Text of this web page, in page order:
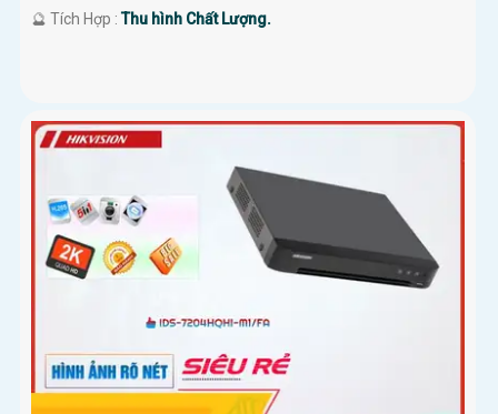
️🔮 Tích Hợp :Thu hình Chất Lượng.